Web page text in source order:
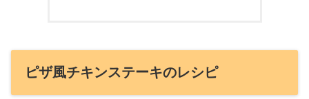
ピザ風チキンステーキのレシピ